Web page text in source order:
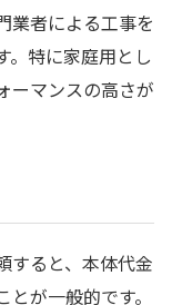
業者による工事を
。特に家庭用とし
ーマンスの高さが
すると、本体代金
が一般的です。